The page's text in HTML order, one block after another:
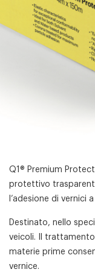
Q1® Premium
protettivo
l’adesione di vernici
Destinato, nello
veicoli. Il
materie prime
vernice.